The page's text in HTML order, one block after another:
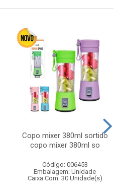
Copo mixer 380ml sortido
copo mixer 380ml so
Código: 006453
Embalagem: Unidade
Caixa Com: 30 Unidade(s)